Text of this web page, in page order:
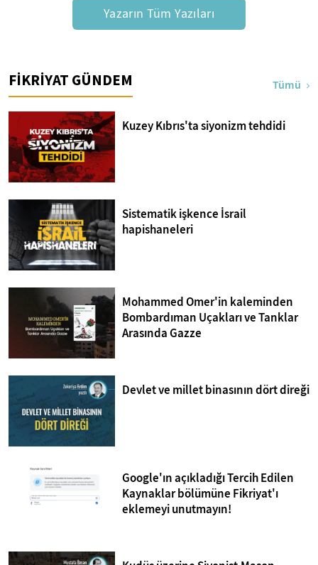
Yazarın Tüm Yazıları
FİKRİYAT GÜNDEM Tümü
Kuzey Kıbrıs'ta siyonizm tehdidi
Sistematik işkence İsrail
hapishaneleri
Mohammed Omer'in kaleminden
Bombardıman Uçakları ve Tanklar
Arasında Gazze
Devlet ve millet binasının dört direği
Google'ın açıkladığı Tercih Edilen
Kaynaklar bölümüne Fikriyat'ı
eklemeyi unutmayın!